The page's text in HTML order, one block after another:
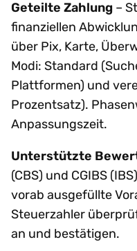
Geteilte Zahlung –
finanziellen
über Pix, Karte,
Modi: Standard
Plattformen) und
Prozentsatz).
Anpassungszeit.
Unterstützte
(CBS) und CGIBS
vorab ausgefüllte
Steuerzahler
an und bestätigen.